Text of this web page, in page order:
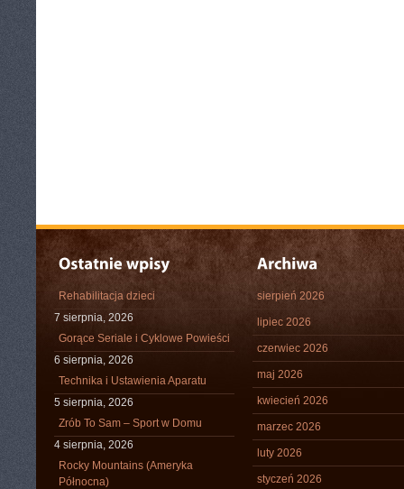
Rehabilitacja dzieci
7 sierpnia, 2026
Gorące Seriale i Cyklowe Powieści
6 sierpnia, 2026
Technika i Ustawienia Aparatu
5 sierpnia, 2026
Zrób To Sam – Sport w Domu
4 sierpnia, 2026
Rocky Mountains (Ameryka
Północna)
sierpień 2026
lipiec 2026
czerwiec 2026
maj 2026
kwiecień 2026
marzec 2026
luty 2026
styczeń 2026